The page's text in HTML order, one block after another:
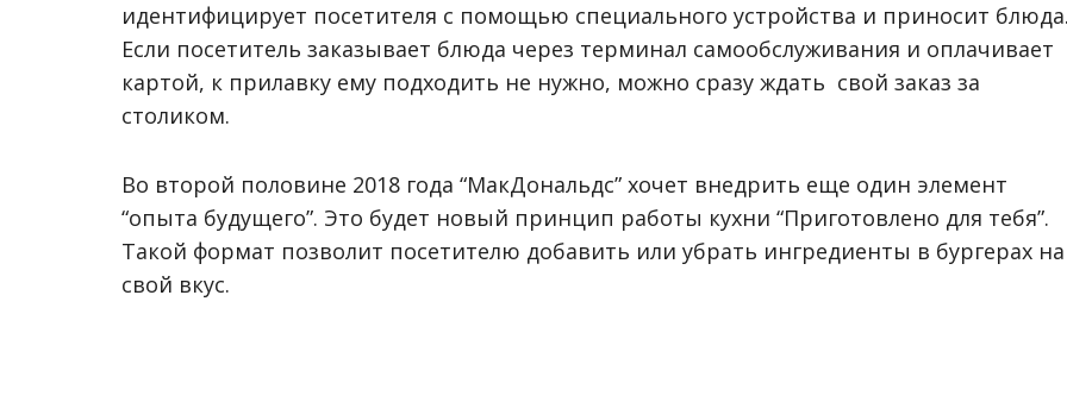
идентифицирует посетителя с помощью специального устройства и приносит
Если посетитель заказывает блюда через терминал самообслуживания и оплачивает
картой, к прилавку ему подходить не нужно, можно сразу ждать свой заказ за
столиком.
Во второй половине 2018 года “МакДональдс” хочет внедрить еще один элемент
“опыта будущего”. Это будет новый принцип работы кухни “Приготовлено для тебя”.
Такой формат позволит посетителю добавить или убрать ингредиенты в бургерах на
свой вкус.